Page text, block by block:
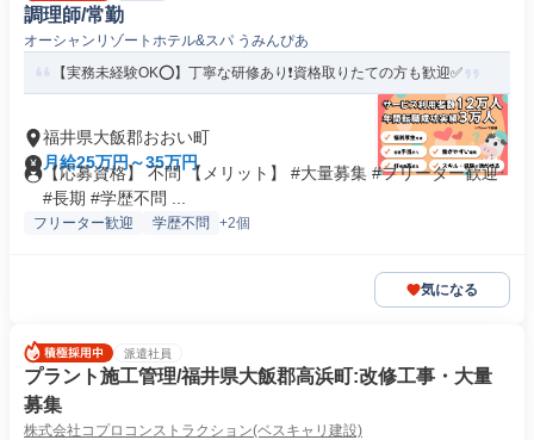
調理師/常勤
オーシャンリゾートホテル&スパ うみんぴあ
【実務未経験OK⭕️】丁寧な研修あり❗️資格取りたての方も歓迎✅️
福井県大飯郡おおい町
月給25万円～35万円
【応募資格】 不問 【メリット】 #大量募集 #フリーター歓迎
#長期 #学歴不問 ...
フリーター歓迎 学歴不問 +2個
気になる
派遣社員
プラント施工管理/福井県大飯郡高浜町:改修工事・大量
募集
株式会社コプロコンストラクション(ベスキャリ建設)